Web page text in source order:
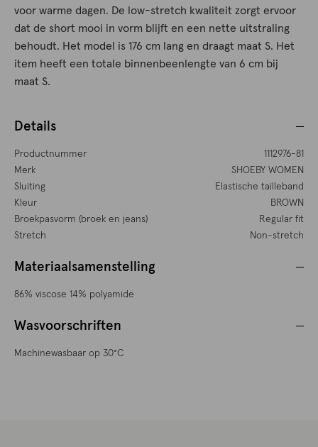
voor warme dagen. De low-stretch kwaliteit zorgt ervoor
dat de short mooi in vorm blijft en een nette uitstraling
behoudt. Het model is 176 cm lang en draagt maat S. Het
item heeft een totale binnenbeenlengte van 6 cm bij
maat S.
Details
Productnummer
1112976-81
Merk
SHOEBY WOMEN
Sluiting
Elastische tailleband
Kleur
BROWN
Broekpasvorm (broek en jeans)
Regular fit
Stretch
Non-stretch
Materiaalsamenstelling
86% viscose 14% polyamide
Wasvoorschriften
Machinewasbaar op 30°C